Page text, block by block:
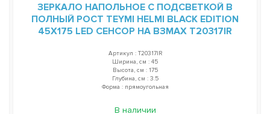
ЗЕРКАЛО НАПОЛЬНОЕ С ПОДСВЕТКОЙ В
ПОЛНЫЙ РОСТ TEYMI HELMI BLACK EDITION
45Х175 LED СЕНСОР НА ВЗМАХ T20317IR
Артикул : T20317IR
Ширина, см : 45
Высота, см : 175
Глубина, см : 3.5
Форма : прямоугольная
В наличии